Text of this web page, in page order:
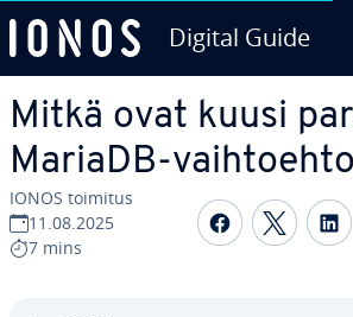
Digital Guide
Mitkä ovat kuusi
MariaDB-
IONOS toimitus
11.08.2025
7 mins
Jaa Jaa